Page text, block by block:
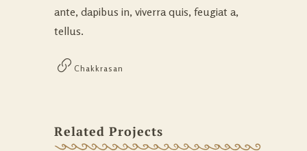
ante, dapibus in, viverra quis, feugiat a,
tellus.
Chakkrasan
Related Projects